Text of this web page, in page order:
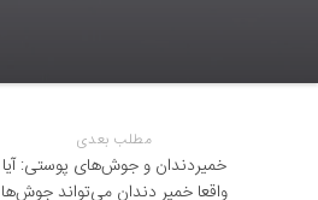
مطلب بعدی
خمیردندان و جوش‌های پوستی: آیا
واقعا خمیر دندان می‌تواند جوش‌ها